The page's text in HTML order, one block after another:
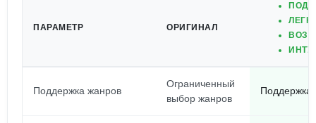
ПАРАМЕТР ОРИГИНАЛ
Поддержка жанров
Ограниченный
выбор жанров
Поддержка